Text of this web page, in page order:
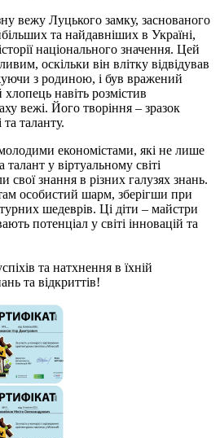
вежу Луцького замку, заснованого
та найдавніших в Україні,
національного значення. Цей
оскільки він влітку відвідував
з родиною, і був вражений
навіть розмістив
вежі. Його творіння ‒ зразок
таланту.
економістами, які не лише
у віртуальному світі
свої знання в різних галузях знань.
особистий шарм, зберігши при
шедеврів. Ці діти ‒ майстри
потенціал у світі інновацій та
та натхнення в їхній
та відкриттів!